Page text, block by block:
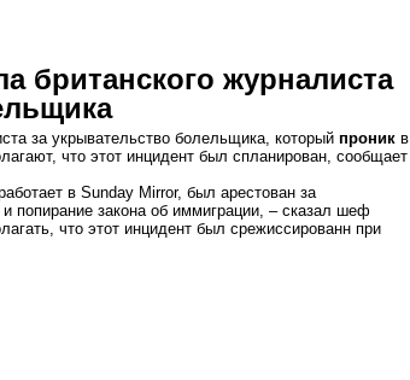
британского журналиста
за укрывательство болельщика, который проникв
что этот инцидент был спланирован, сообщает
в Sunday Mirror, был арестован за
попирание закона об иммиграции, – сказал шеф
что этот инцидент был срежиссированн при